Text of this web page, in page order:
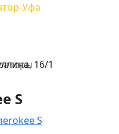
Уфа
и радар-
16/1
S